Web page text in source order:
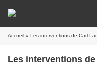
Accueil » Les interventions de Carl Lang et de
Les interventions